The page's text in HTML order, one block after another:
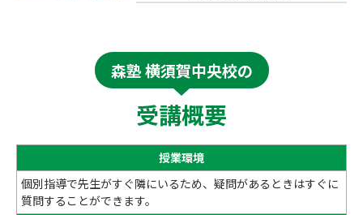
森塾 横須賀中央校の
受講概要
授業環境
個別指導で先生がすぐ隣にいるため、疑問があるときはすぐに
質問することができます。